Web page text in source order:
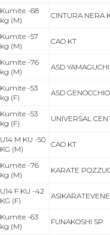
Kumite -68
kg (M)
CINTURA NERA
Kumite -57
kg (M)
CAO KT
Kumite -76
kg (M)
ASD YAMAGUCHI
Kumite -53
kg (F)
ASD GENOCCHIO
Kumite -53
kg (F)
UNIVERSAL
U14 M KU -50
KG (M)
CAO KT
Kumite -76
kg (M)
KARATE
U14 F KU -42
KG (F)
Kumite -63
kg (M)
FUNAKOSHI SP